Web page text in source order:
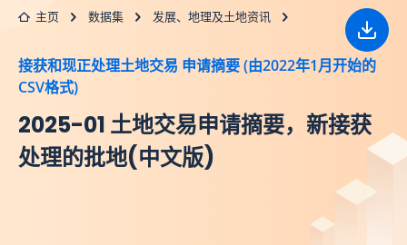
主页 数据集 发展、地理及土地资讯
接获和现正处理土地交易 申请摘要 (由2022年1月开始的
CSV格式)
2025-01 土地交易申请摘要，新接获
处理的批地(中文版)
下载